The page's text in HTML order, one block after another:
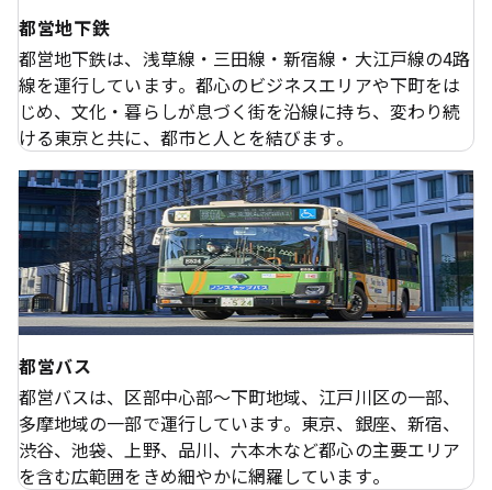
都営地下鉄
都営地下鉄は、浅草線・三田線・新宿線・大江戸線の4路
線を運行しています。都心のビジネスエリアや下町をは
じめ、文化・暮らしが息づく街を沿線に持ち、変わり続
ける東京と共に、都市と人とを結びます。
都営バス
都営バスは、区部中心部～下町地域、江戸川区の一部、
多摩地域の一部で運行しています。東京、銀座、新宿、
渋谷、池袋、上野、品川、六本木など都心の主要エリア
を含む広範囲をきめ細やかに網羅しています。